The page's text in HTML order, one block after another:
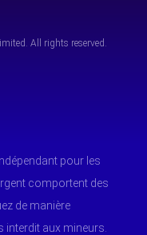
All rights reserved.
pour les
comportent des
de manière
aux mineurs.